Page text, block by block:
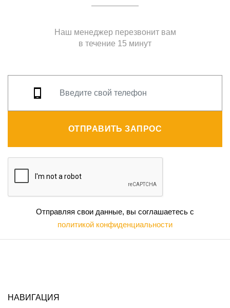
Наш менеджер перезвонит вам
в течение 15 минут
ОТПРАВИТЬ ЗАПРОС
Отправляя свои данные, вы соглашаетесь с
политикой конфиденциальности
НАВИГАЦИЯ